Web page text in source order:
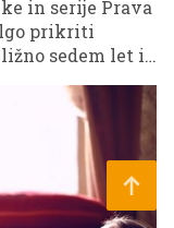
in serije Prava
prikriti
sedem let in